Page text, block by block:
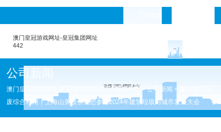
澳门皇冠游戏网址-皇冠集团网址
442
公司新闻
澳门皇冠游戏网址-皇冠集团网址442>新闻中心 >公司新闻 >
废综合利用｜上海山美股份邀您参加2024年建筑垃圾与城市发展大会